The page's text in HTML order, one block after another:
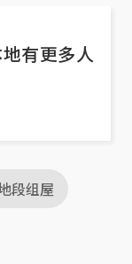
有更多人
段组屋